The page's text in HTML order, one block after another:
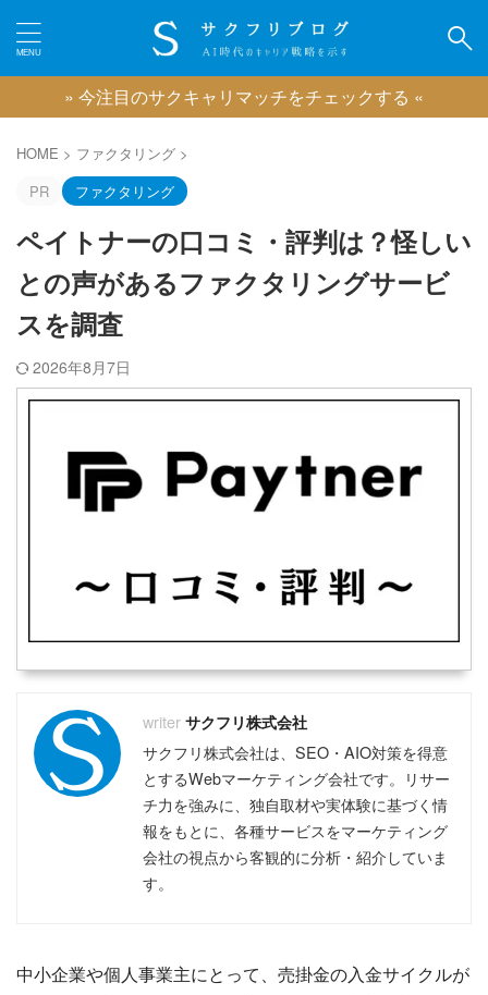
ピックアップ
IT業界に強い転職エージェント
広告業界に強い転職エージェント
ゲーム業界に強い転職エージェント
映像業界に強い転職エージェント
コンサル業界に強い転職エージェント
おすすめの退職代行サービス
おすすめのフリーランスエージェント
おすすめのコンサルタントエージェント
おすすめのWebマーケティングスクール
おすすめのWebライタースクール
おすすめの動画編集スクール
おすすめのアフィリエイトスクール
おすすめのバーチャルオフィス
おすすめのファクタリング
おすすめの不動産クラウドファンディング
おすすめのソーシャルレンディング
おすすめの資産運用セミナー
おすすめの不動産投資セミナー
おすすめの株式投資スクール
» 今注目のサクキャリマッチをチェックする «
HOME > ファクタリング >
PR
ファクタリング
ペイトナーの口コミ・評判は？怪しい
との声があるファクタリングサービ
スを調査
2026年8月7日
サクフリ株式会社
サクフリ株式会社は、SEO・AIO対策を得意
とするWebマーケティング会社です。リサー
チ力を強みに、独自取材や実体験に基づく情
報をもとに、各種サービスをマーケティング
会社の視点から客観的に分析・紹介していま
す。
中小企業や個人事業主にとって、売掛金の入金サイクルが